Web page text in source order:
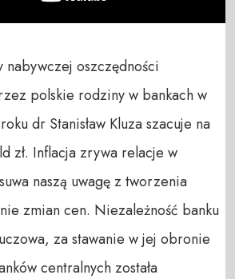
nabywczej oszczędności
polskie rodziny w bankach w
dr Stanisław Kluza szacuje na
zł. Inflacja zrywa relacje w
naszą uwagę z tworzenia
zmian cen. Niezależność banku
za stawanie w jej obronie
centralnych została